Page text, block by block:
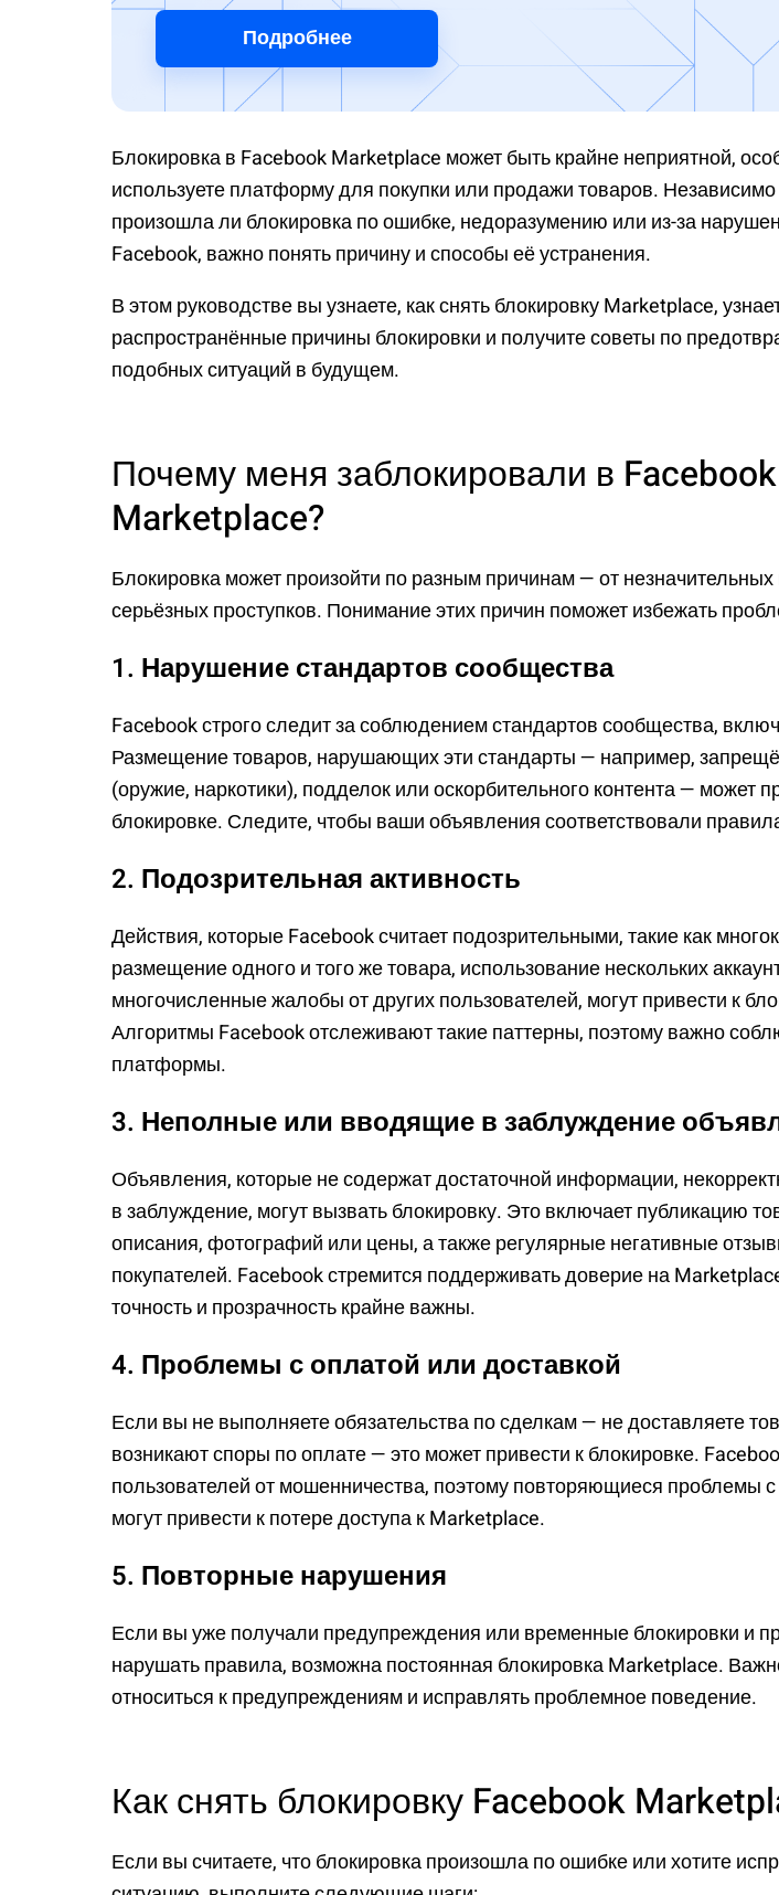
Подробнее
Блокировка в Facebook Marketplace может быть крайне неприятной,
используете платформу для покупки или продажи товаров. Независимо
произошла ли блокировка по ошибке, недоразумению или из-за
Facebook, важно понять причину и способы её устранения.
В этом руководстве вы узнаете, как снять блокировку Marketplace,
распространённые причины блокировки и получите советы по
подобных ситуаций в будущем.
Почему меня заблокировали в Facebook
Marketplace?
Блокировка может произойти по разным причинам — от
серьёзных проступков. Понимание этих причин поможет избежать
1. Нарушение стандартов сообщества
Facebook строго следит за соблюдением стандартов сообщества,
Размещение товаров, нарушающих эти стандарты — например,
(оружие, наркотики), подделок или оскорбительного контента — может
блокировке. Следите, чтобы ваши объявления соответствовали
2. Подозрительная активность
Действия, которые Facebook считает подозрительными, такие как
размещение одного и того же товара, использование нескольких
многочисленные жалобы от других пользователей, могут привести к
Алгоритмы Facebook отслеживают такие паттерны, поэтому важно
платформы.
3. Неполные или вводящие в заблуждение
Объявления, которые не содержат достаточной информации,
в заблуждение, могут вызвать блокировку. Это включает публикацию
описания, фотографий или цены, а также регулярные негативные
покупателей. Facebook стремится поддерживать доверие на
точность и прозрачность крайне важны.
4. Проблемы с оплатой или доставкой
Если вы не выполняете обязательства по сделкам — не доставляете
возникают споры по оплате — это может привести к блокировке.
пользователей от мошенничества, поэтому повторяющиеся проблемы
могут привести к потере доступа к Marketplace.
5. Повторные нарушения
Если вы уже получали предупреждения или временные блокировки и
нарушать правила, возможна постоянная блокировка Marketplace.
относиться к предупреждениям и исправлять проблемное поведение.
Как снять блокировку Facebook
Если вы считаете, что блокировка произошла по ошибке или хотите